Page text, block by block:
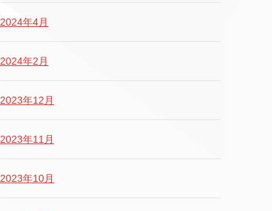
2024年4月
2024年2月
2023年12月
2023年11月
2023年10月